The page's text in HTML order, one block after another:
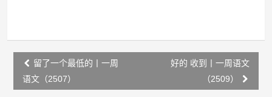
Post
navigation
留了一个最低的丨一周
语文（2507）
好的 收到丨一周语文
（2509）